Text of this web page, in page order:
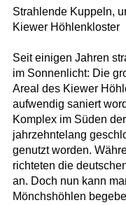
Strahlende Kuppeln,
Kiewer Höhlenkloster
Seit einigen Jahren
im Sonnenlicht: Die
Areal des Kiewer
aufwendig saniert
Komplex im Süden
jahrzehntelang
genutzt worden.
richteten die
an. Doch nun kann
Mönchshöhlen